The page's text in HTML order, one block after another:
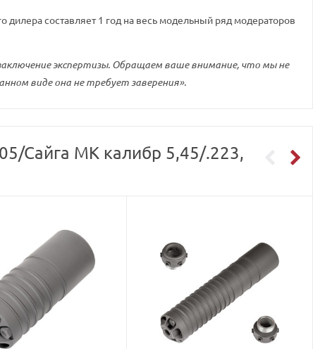
составляет 1 год на весь модельный ряд модераторов
экспертизы. Обращаем ваше внимание, что мы не
виде она не требует заверения».
Сайга МК калибр 5,45/.223,